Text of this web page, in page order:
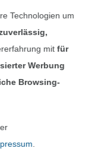
Technologien um
mitfür
Werbung
Browsing-